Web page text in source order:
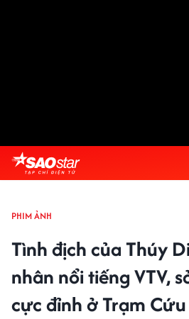
PHIM ẢNH
Tình địch của Thúy
nhân nổi tiếng VTV,
cực đỉnh ở Trạm